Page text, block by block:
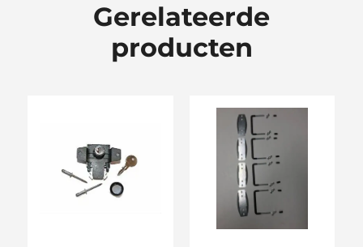
Gerelateerde
producten